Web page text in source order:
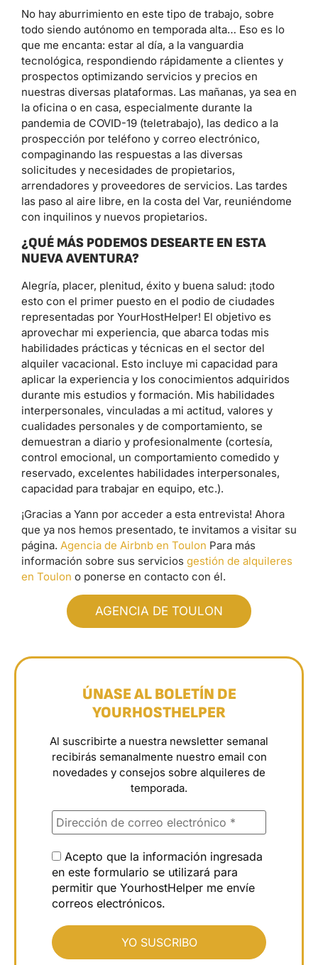
No hay aburrimiento en este tipo de trabajo, sobre
todo siendo autónomo en temporada alta… Eso es lo
que me encanta: estar al día, a la vanguardia
tecnológica, respondiendo rápidamente a clientes y
prospectos optimizando servicios y precios en
nuestras diversas plataformas. Las mañanas, ya sea en
la oficina o en casa, especialmente durante la
pandemia de COVID-19 (teletrabajo), las dedico a la
prospección por teléfono y correo electrónico,
compaginando las respuestas a las diversas
solicitudes y necesidades de propietarios,
arrendadores y proveedores de servicios. Las tardes
las paso al aire libre, en la costa del Var, reuniéndome
con inquilinos y nuevos propietarios.
¿QUÉ MÁS PODEMOS DESEARTE EN ESTA
NUEVA AVENTURA?
Alegría, placer, plenitud, éxito y buena salud: ¡todo
esto con el primer puesto en el podio de ciudades
representadas por YourHostHelper! El objetivo es
aprovechar mi experiencia, que abarca todas mis
habilidades prácticas y técnicas en el sector del
alquiler vacacional. Esto incluye mi capacidad para
aplicar la experiencia y los conocimientos adquiridos
durante mis estudios y formación. Mis habilidades
interpersonales, vinculadas a mi actitud, valores y
cualidades personales y de comportamiento, se
demuestran a diario y profesionalmente (cortesía,
control emocional, un comportamiento comedido y
reservado, excelentes habilidades interpersonales,
capacidad para trabajar en equipo, etc.).
¡Gracias a Yann por acceder a esta entrevista! Ahora
que ya nos hemos presentado, te invitamos a visitar su
página. Agencia de Airbnb en Toulon Para más
información sobre sus servicios gestión de alquileres
en Toulon o ponerse en contacto con él.
AGENCIA DE TOULON
ÚNASE AL BOLETÍN DE
YOURHOSTHELPER
Al suscribirte a nuestra newsletter semanal
recibirás semanalmente nuestro email con
novedades y consejos sobre alquileres de
temporada.
Acepto que la información ingresada
en este formulario se utilizará para
permitir que YourhostHelper me envíe
correos electrónicos.